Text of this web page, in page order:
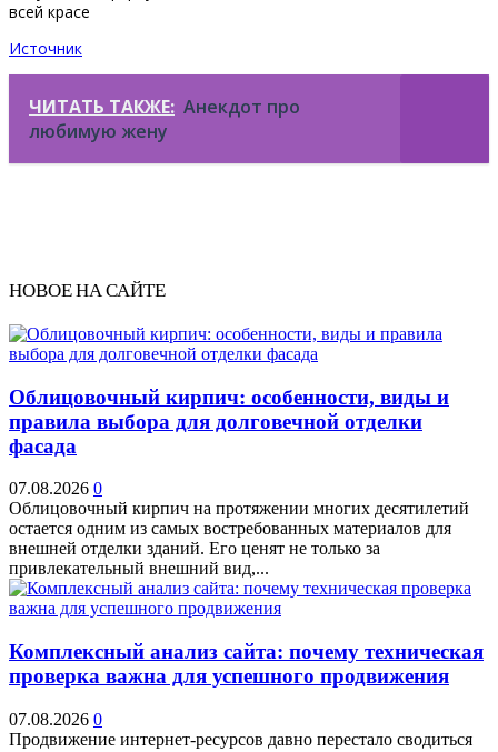
Источник
ЧИТАТЬ ТАКЖЕ: Анекдот про
любимую жену
НОВОЕ НА САЙТЕ
Облицовочный кирпич: особенности, виды и
правила выбора для долговечной отделки
фасада
07.08.2026 0
Облицовочный кирпич на протяжении многих десятилетий
остается одним из самых востребованных материалов для
внешней отделки зданий. Его ценят не только за
привлекательный внешний вид,...
Комплексный анализ сайта: почему техническая
проверка важна для успешного продвижения
07.08.2026 0
Продвижение интернет-ресурсов давно перестало сводиться